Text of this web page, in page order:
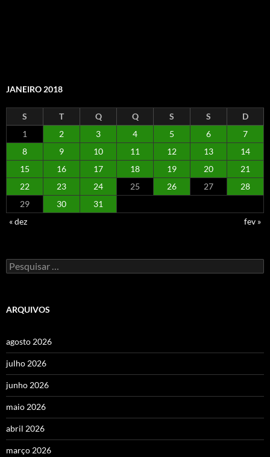
JANEIRO 2018
S T Q Q S S
D
1
2 3 4 5 6
7
8
9 10 11 12 13
14
15
16 17 18 19 20
21
22
23 24 25 26 27
28
29
30
31
« dez
fev »
Pesquisar
por:
ARQUIVOS
agosto 2026
julho 2026
junho 2026
maio 2026
abril 2026
março 2026